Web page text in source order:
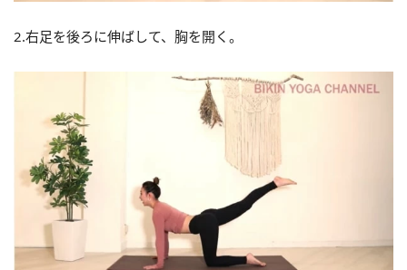
2.右足を後ろに伸ばして、胸を開く。